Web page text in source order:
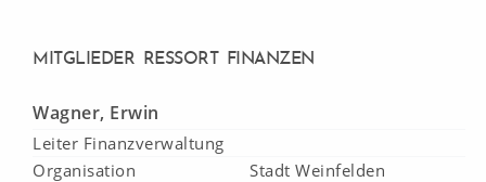
Karriere
Mitglieder
Geschäftsstelle
MITGLIEDER RESSORT FINANZEN
Wagner, Erwin
Leiter Finanzverwaltung
Organisation
Stadt Weinfelden